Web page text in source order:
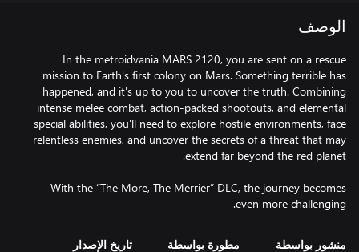
الوصف
In the metroidvania MARS 2120, you are sent on a rescue
mission to Earth's first colony on Mars. Something terrible has
happened, and it's up to you to uncover the truth. Combining
intense melee combat, action-packed shootouts, and elemental
special abilities, you'll need to explore hostile environments, face
relentless enemies, and uncover the secrets of a threat that may
With the “The More, The Merrier” DLC, the journey becomes
even more challenging.
منشور بواسطة مطورة بواسطة تاريخ الإصدار